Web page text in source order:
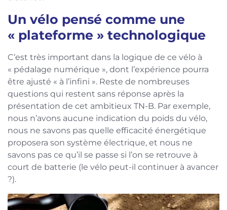
Un vélo pensé comme une
« plateforme » technologique
C’est très important dans la logique de ce vélo à
« pédalage numérique », dont l’expérience pourra
être ajusté « à l’infini ». Reste de nombreuses
questions qui restent sans réponse après la
présentation de cet ambitieux TN-B. Par exemple,
nous n’avons aucune indication du poids du vélo,
nous ne savons pas quelle efficacité énergétique
proposera son système électrique, et nous ne
savons pas ce qu’il se passe si l’on se retrouve à
court de batterie (le vélo peut-il continuer à avancer
?).